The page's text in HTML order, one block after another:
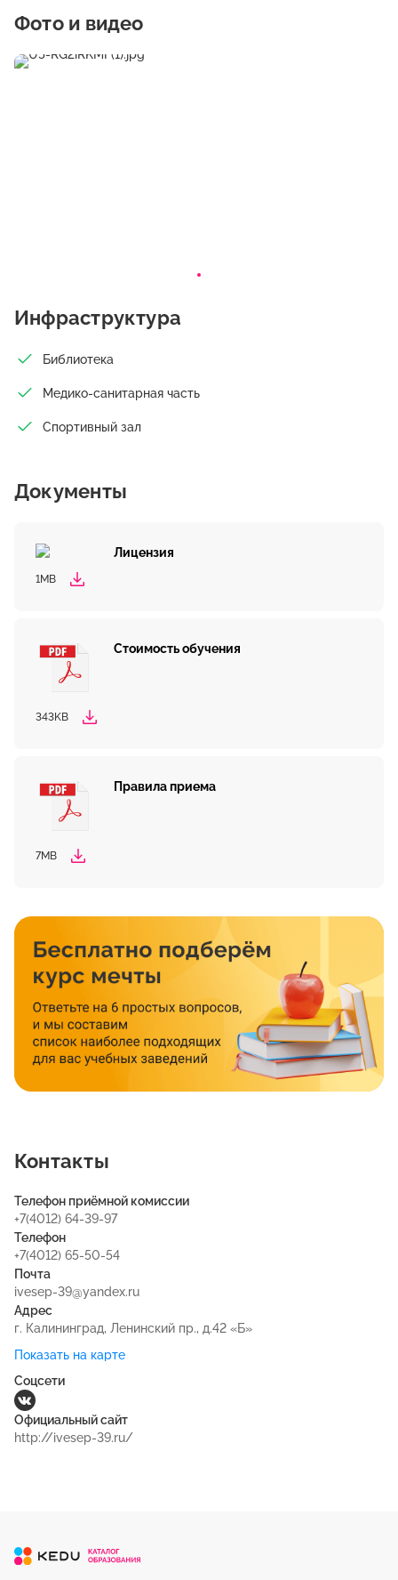
системности, взаимосвязи теории и практики. Обучение в
филиале осуществляется на русском языке.
Фото и видео
Инфраструктура
Библиотека
Медико-санитарная часть
Спортивный зал
Документы
Лицензия
1MB
Стоимость обучения
343KB
Правила приема
7MB
Контакты
Телефон приёмной комиссии
+7(4012) 64-39-97
Телефон
+7(4012) 65-50-54
Почта
ivesep-39@yandex.ru
Адрес
г. Калининград, Ленинский пр., д.42 «Б»
Показать на карте
Соцсети
Официальный сайт
http://ivesep-39.ru/